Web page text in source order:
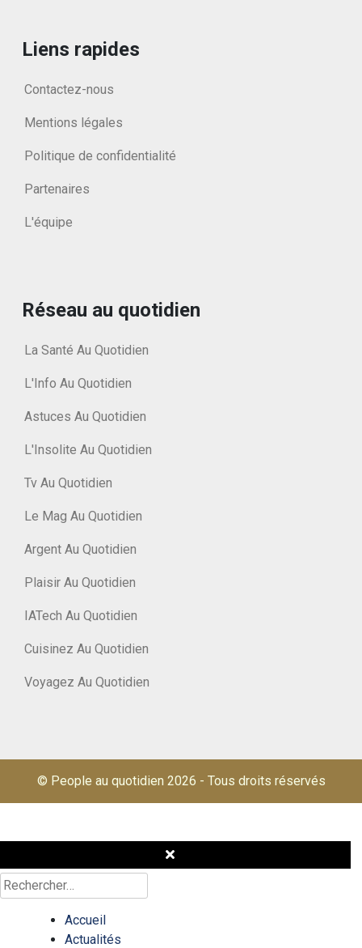
Liens rapides
Contactez-nous
Mentions légales
Politique de confidentialité
Partenaires
L'équipe
Réseau au quotidien
La Santé Au Quotidien
L'Info Au Quotidien
Astuces Au Quotidien
L'Insolite Au Quotidien
Tv Au Quotidien
Le Mag Au Quotidien
Argent Au Quotidien
Plaisir Au Quotidien
IATech Au Quotidien
Cuisinez Au Quotidien
Voyagez Au Quotidien
© People au quotidien 2026 - Tous droits réservés
Rechercher :
Accueil
Actualités